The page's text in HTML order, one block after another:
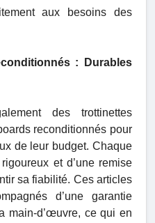
aux besoins des
: Durables
des trottinettes
reconditionnés pour
de leur budget. Chaque
et d’une remise
sa fiabilité. Ces articles
d’une garantie
main-d’œuvre, ce qui en